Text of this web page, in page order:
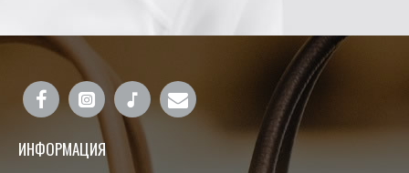
ИНФОРМАЦИЯ